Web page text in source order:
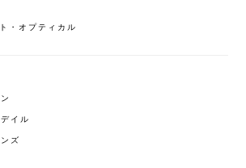
・オプティカル
イル
ズ